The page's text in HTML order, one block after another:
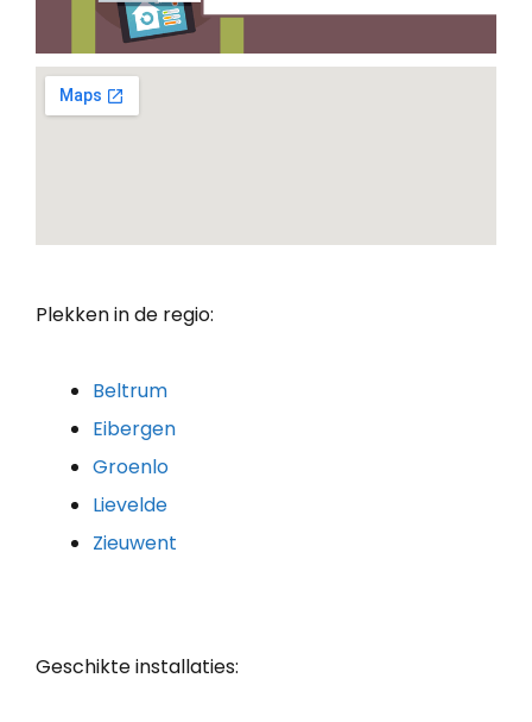
Plekken in de regio:
Beltrum
Eibergen
Groenlo
Lievelde
Zieuwent
Geschikte installaties: